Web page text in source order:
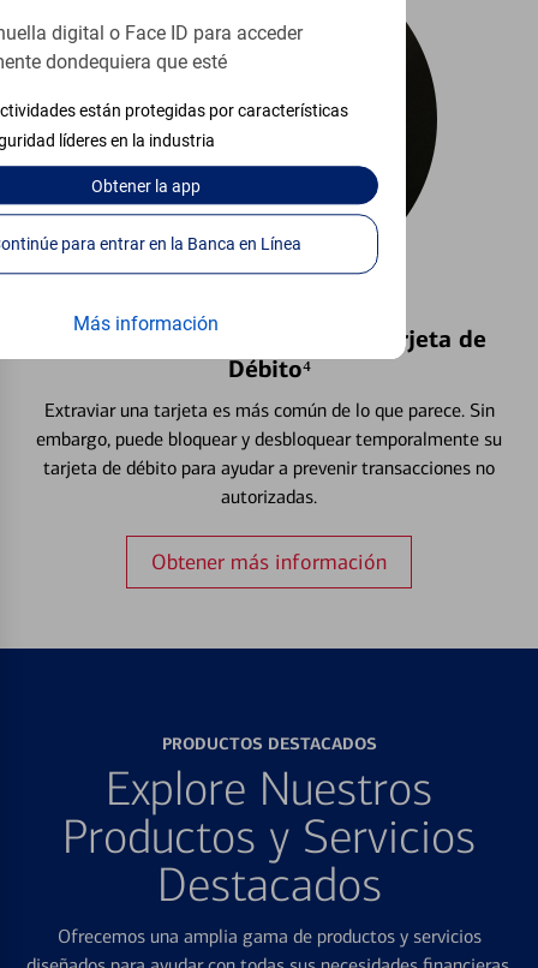
digital o Face ID para acceder
dondequiera que esté
están protegidas por características
líderes en la industria
Obtenerla app
Continúe para entrar en la Banca en Línea
Más información
Bloquear y Desbloquear una Tarjeta de
Débito⁴
Extraviar una tarjeta es más común de lo que parece. Sin
embargo, puede bloquear y desbloquear temporalmente su
tarjeta de débito para ayudar a prevenir transacciones no
autorizadas.
Obtener más información
PRODUCTOS DESTACADOS
Explore Nuestros
Productos y Servicios
Destacados
Ofrecemos una amplia gama de productos y servicios